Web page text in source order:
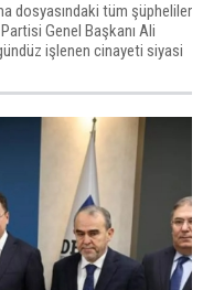
dosyasındaki tüm şüpheliler
Genel Başkanı Ali
işlenen cinayeti siyasi